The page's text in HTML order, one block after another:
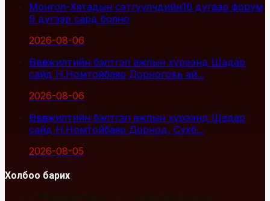
Монгол-Хятадын сэтгүүлчдийн16 дугаар форум
9 дүгээр сард болно
2026-08-06
Өвөлжилтийн бэлтгэл ажлын хүрээнд Шадар
сайд Н.Номтойбаяр Дорноговь ай...
2026-08-06
Өвөлжилтийн бэлтгэл ажлын хүрээнд Шадар
сайд Н.Номтойбаяр Дорнод, Сүхб...
2026-08-05
Холбоо барих